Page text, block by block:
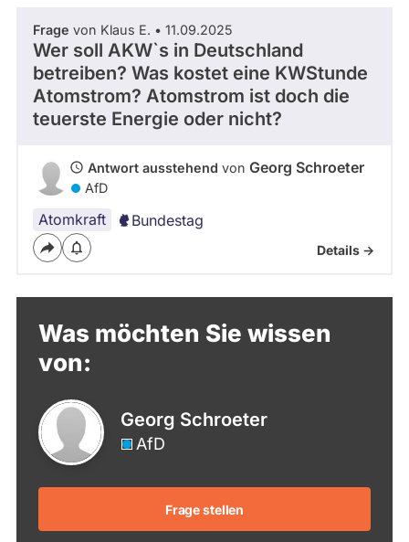
Frage von Klaus E. • 11.09.2025
Wer soll AKW`s in Deutschland
betreiben? Was kostet eine KWStunde
Atomstrom? Atomstrom ist doch die
teuerste Energie oder nicht?
Antwort ausstehend von Georg Schroeter
AfD
Atomkraft Bundestag
Details ->
Was möchten Sie wissen
von:
Georg Schroeter
AfD
Frage stellen